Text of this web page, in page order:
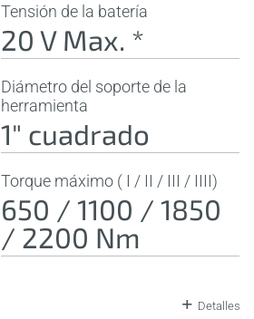
Tensión de la batería
20 V Max. *
Diámetro del soporte de la
herramienta
1" cuadrado
Torque máximo ( I / II / III / IIII)
650 / 1100 / 1850
/ 2200 Nm
Detalles